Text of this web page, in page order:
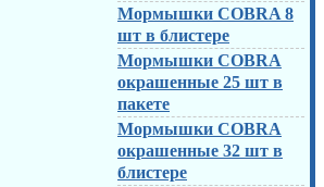
Мормышки COBRA 8
шт в блистере
Мормышки COBRA
окрашенные 25 шт в
пакете
Мормышки COBRA
окрашенные 32 шт в
блистере